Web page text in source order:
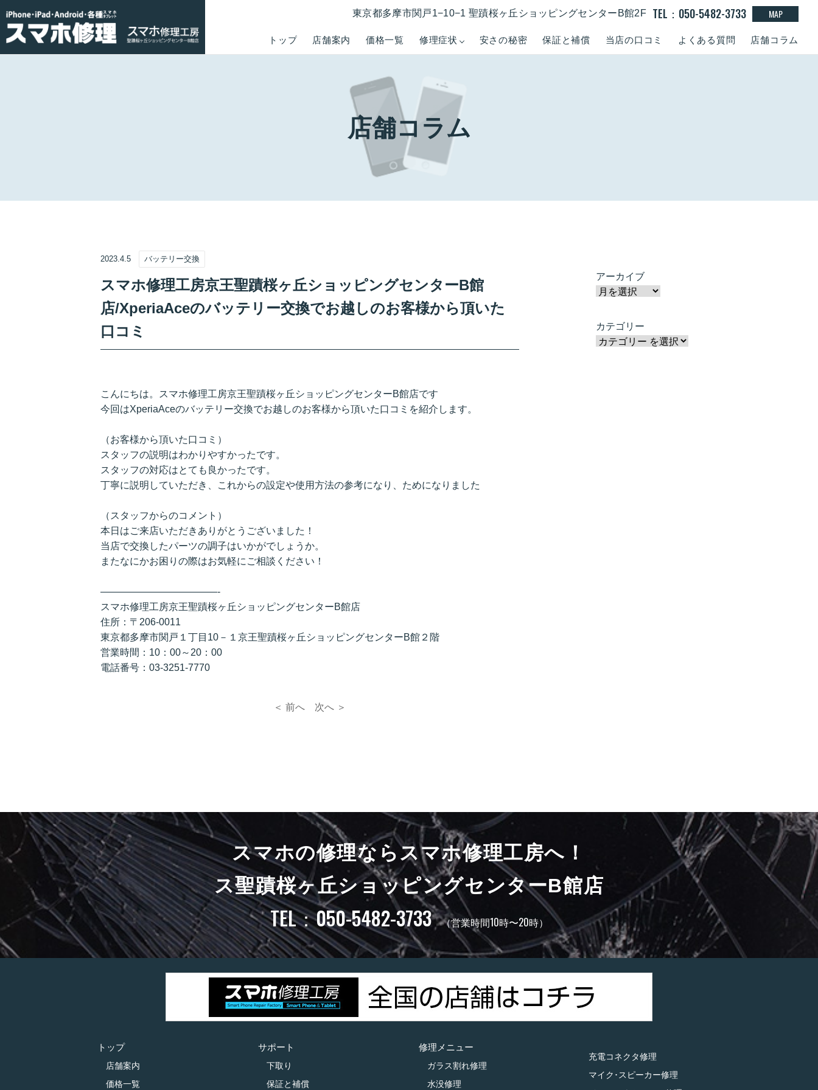
トップ 店舗案内 価格一覧 修理症状 安さの秘密 保証と補償 当店の口コミ よくある質問 店舗コラム
東京都多摩市関戸1−10−1 聖蹟桜ヶ丘ショッピングセンターB館2F TEL：050-5482-3733 MAP
店舗コラム
2023.4.5 バッテリー交換
スマホ修理工房京王聖蹟桜ヶ丘ショッピングセンターB館
店/XperiaAceのバッテリー交換でお越しのお客様から頂いた
口コミ
こんにちは。スマホ修理工房京王聖蹟桜ヶ丘ショッピングセンターB館店です
今回はXperiaAceのバッテリー交換でお越しのお客様から頂いた口コミを紹介します。
（お客様から頂いた口コミ）
スタッフの説明はわかりやすかったです。
スタッフの対応はとても良かったです。
丁寧に説明していただき、これからの設定や使用方法の参考になり、ためになりました
（スタッフからのコメント）
本日はご来店いただきありがとうございました！
当店で交換したパーツの調子はいかがでしょうか。
またなにかお困りの際はお気軽にご相談ください！
————————————-
スマホ修理工房京王聖蹟桜ヶ丘ショッピングセンターB館店
住所：〒206-0011
東京都多摩市関戸１丁目10－１京王聖蹟桜ヶ丘ショッピングセンターB館２階
営業時間：10：00～20：00
電話番号：03-3251-7770
＜ 前へ 次へ ＞
アーカイブ
カテゴリー
スマホの修理ならスマホ修理工房へ！
ス聖蹟桜ヶ丘ショッピングセンターB館店
TEL：050-5482-3733 （営業時間10時〜20時）
トップ
店舗案内
価格一覧
サポート
下取り
保証と補償
修理メニュー
ガラス割れ修理
水没修理
充電コネクタ修理
マイク･スピーカー修理